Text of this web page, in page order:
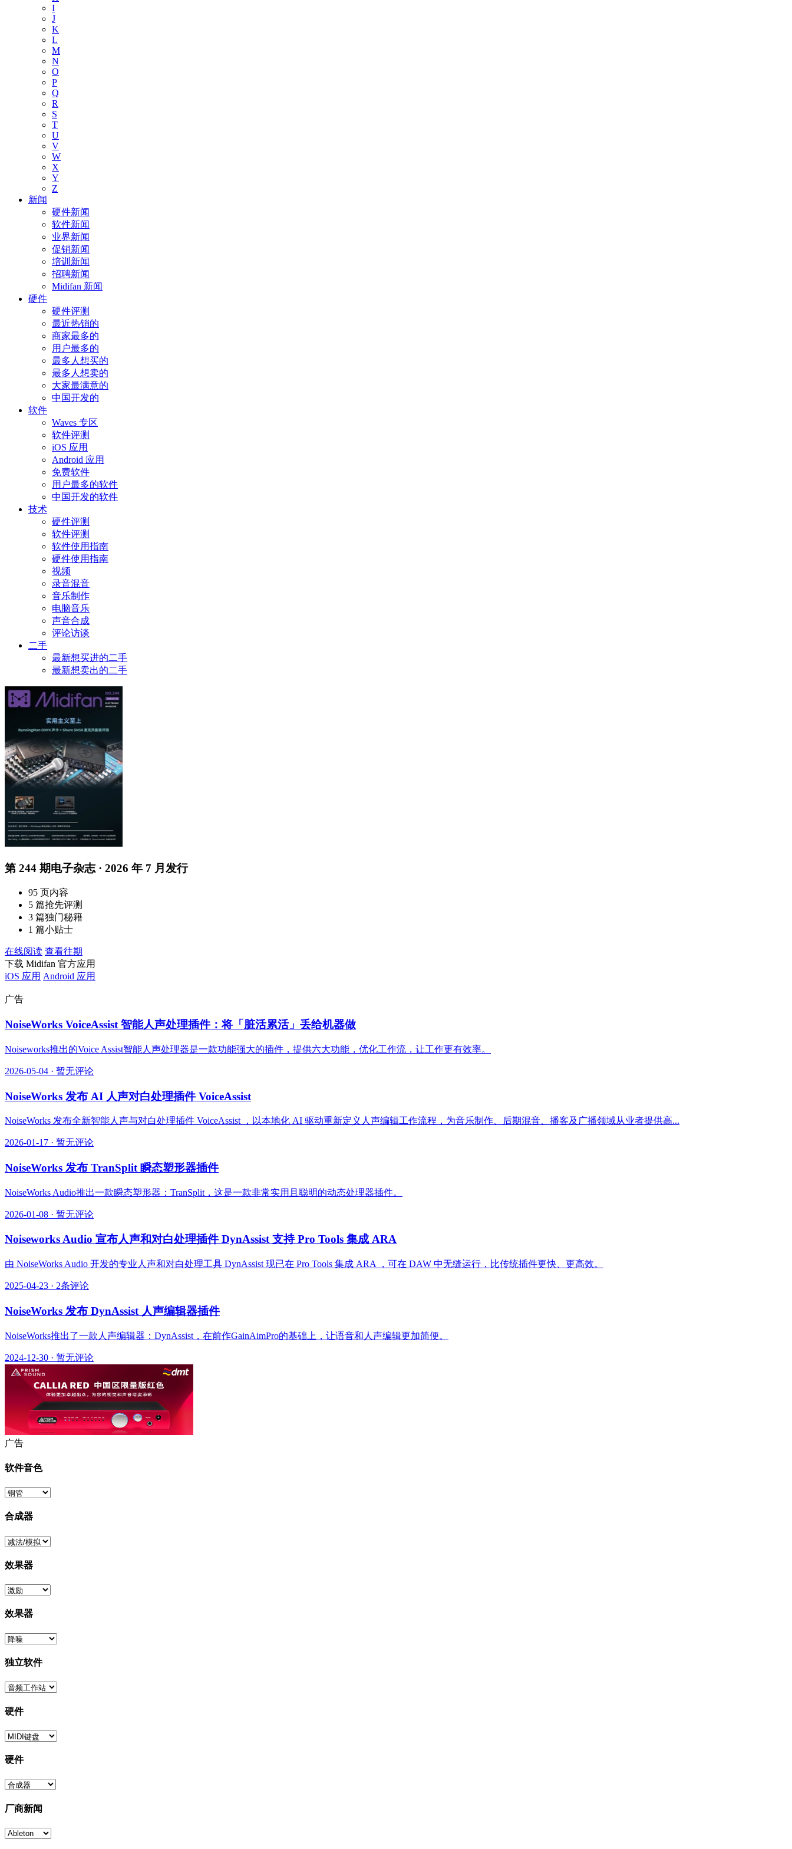
I
J
K
L
M
N
O
P
Q
R
S
T
U
V
W
X
Y
Z
新闻
硬件新闻
软件新闻
业界新闻
促销新闻
培训新闻
招聘新闻
Midifan 新闻
硬件
硬件评测
最近热销的
商家最多的
用户最多的
最多人想买的
最多人想卖的
大家最满意的
中国开发的
软件
Waves 专区
软件评测
iOS 应用
Android 应用
免费软件
用户最多的软件
中国开发的软件
技术
硬件评测
软件评测
软件使用指南
硬件使用指南
视频
录音混音
音乐制作
电脑音乐
声音合成
评论访谈
二手
最新想买进的二手
最新想卖出的二手
第 244 期电子杂志 · 2026 年 7 月发行
95 页内容
5 篇抢先评测
3 篇独门秘籍
1 篇小贴士
在线阅读 查看往期
下载 Midifan 官方应用
iOS 应用 Android 应用
广告
NoiseWorks VoiceAssist 智能人声处理插件：将「脏活累活」丢给机器做
Noiseworks推出的Voice Assist智能人声处理器是一款功能强大的插件，提供六大功能，优化工作流，让工作更有效率。
2026-05-04 · 暂无评论
NoiseWorks 发布 AI 人声对白处理插件 VoiceAssist
NoiseWorks 发布全新智能人声与对白处理插件 VoiceAssist ，以本地化 AI 驱动重新定义人声编辑工作流程，为音乐制作、后期混音、播客及广播领域从业者提供高...
2026-01-17 · 暂无评论
NoiseWorks 发布 TranSplit 瞬态塑形器插件
NoiseWorks Audio推出一款瞬态塑形器：TranSplit，这是一款非常实用且聪明的动态处理器插件。
2026-01-08 · 暂无评论
Noiseworks Audio 宣布人声和对白处理插件 DynAssist 支持 Pro Tools 集成 ARA
由 NoiseWorks Audio 开发的专业人声和对白处理工具 DynAssist 现已在 Pro Tools 集成 ARA ，可在 DAW 中无缝运行，比传统插件更快、更高效。
2025-04-23 · 2条评论
NoiseWorks 发布 DynAssist 人声编辑器插件
NoiseWorks推出了一款人声编辑器：DynAssist，在前作GainAimPro的基础上，让语音和人声编辑更加简便。
2024-12-30 · 暂无评论
广告
软件音色
合成器
效果器
效果器
独立软件
硬件
硬件
厂商新闻